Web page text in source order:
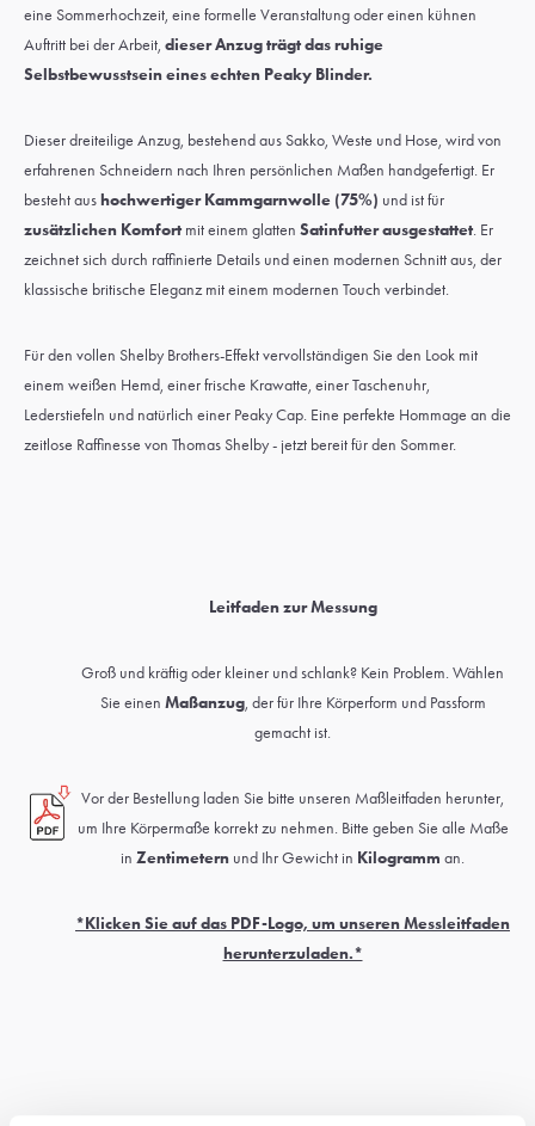
eine Sommerhochzeit, eine formelle Veranstaltung oder einen kühnen
Auftritt bei der Arbeit, dieser Anzug trägt das ruhige
Selbstbewusstsein eines echten Peaky Blinder.
Dieser dreiteilige Anzug, bestehend aus Sakko, Weste und Hose, wird von
erfahrenen Schneidern nach Ihren persönlichen Maßen handgefertigt. Er
besteht aushochwertiger Kammgarnwolle (75%) und ist für
zusätzlichen Komfort mit einem glatten Satinfutter ausgestattet. Er
zeichnet sich durch raffinierte Details und einen modernen Schnitt aus, der
klassische britische Eleganz mit einem modernen Touch verbindet.
Für den vollen Shelby Brothers-Effekt vervollständigen Sie den Look mit
einem weißen Hemd, einerfrische Krawatte, einerTaschenuhr,
Lederstiefeln und natürlich einer Peaky Cap. Eine perfekte Hommage an die
zeitlose Raffinesse von Thomas Shelby - jetzt bereit für den Sommer.
Leitfaden zur Messung
Groß und kräftig oder kleiner und schlank? Kein Problem. Wählen
Sie einen Maßanzug, der für Ihre Körperform und Passform
gemacht ist.
Vor der Bestellung laden Sie bitte unseren Maßleitfaden herunter,
um Ihre Körpermaße korrekt zu nehmen. Bitte geben Sie alle Maße
in Zentimetern und Ihr Gewicht in Kilogramm an.
*Klicken Sie auf das PDF-Logo, um unseren Messleitfaden
herunterzuladen.*